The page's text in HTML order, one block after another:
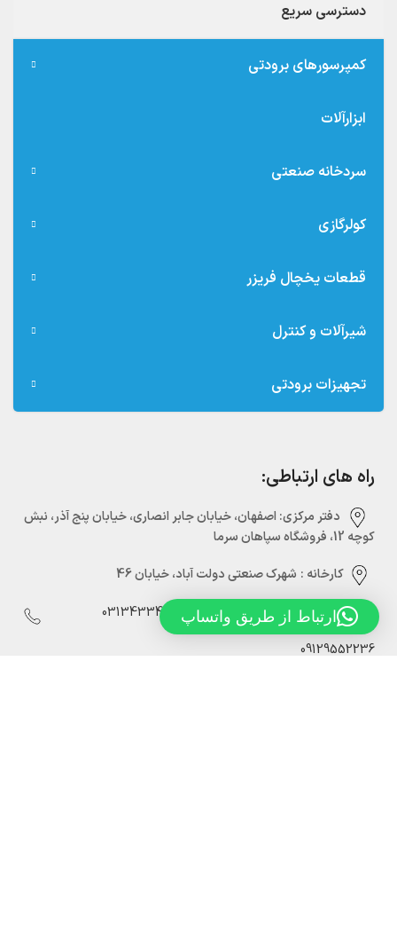
دسترسی سریع
کمپرسورهای برودتی
ابزارآلات
سردخانه صنعتی
کولرگازی
قطعات یخچال فریزر
شیرآلات و کنترل
تجهیزات برودتی
راه های ارتباطی:
دفتر مرکزی:‌ اصفهان، خیابان جابر انصاری، خیابان پنج آذر، نبش
کوچه 12، فروشگاه سپاهان سرما
کارخانه : شهرک صنعتی دولت آباد، خیابان 46
03134334298
03134334886
03134334880
09129552236
ارتباط از طریق واتساپ